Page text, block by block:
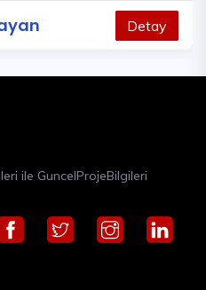
Detay
ile GuncelProjeBilgileri